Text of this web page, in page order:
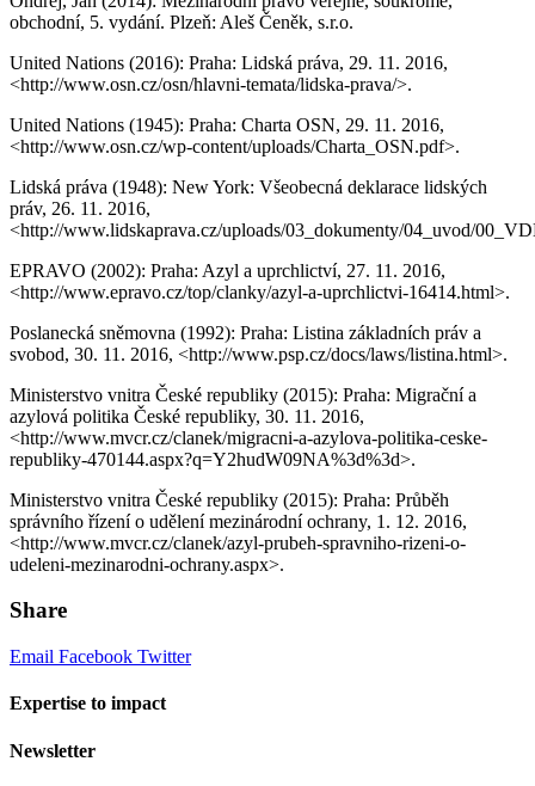
obchodní, 5. vydání. Plzeň: Aleš Čeněk, s.r.o.
United Nations (2016): Praha: Lidská práva, 29. 11. 2016,
<http://www.osn.cz/osn/hlavni-temata/lidska-prava/>.
United Nations (1945): Praha: Charta OSN, 29. 11. 2016,
<http://www.osn.cz/wp-content/uploads/Charta_OSN.pdf>.
Lidská práva (1948): New York: Všeobecná deklarace lidských
práv, 26. 11. 2016,
<http://www.lidskaprava.cz/uploads/03_dokumenty/04_uvod/
EPRAVO (2002): Praha: Azyl a uprchlictví, 27. 11. 2016,
<http://www.epravo.cz/top/clanky/azyl-a-uprchlictvi-16414.html>.
Poslanecká sněmovna (1992): Praha: Listina základních práv a
svobod, 30. 11. 2016, <http://www.psp.cz/docs/laws/listina.html>.
Ministerstvo vnitra České republiky (2015): Praha: Migrační a
azylová politika České republiky, 30. 11. 2016,
<http://www.mvcr.cz/clanek/migracni-a-azylova-politika-ceske-
republiky-470144.aspx?q=Y2hudW09NA%3d%3d>.
Ministerstvo vnitra České republiky (2015): Praha: Průběh
správního řízení o udělení mezinárodní ochrany, 1. 12. 2016,
<http://www.mvcr.cz/clanek/azyl-prubeh-spravniho-rizeni-o-
udeleni-mezinarodni-ochrany.aspx>.
Share
Email Facebook Twitter
Expertise to impact
Newsletter